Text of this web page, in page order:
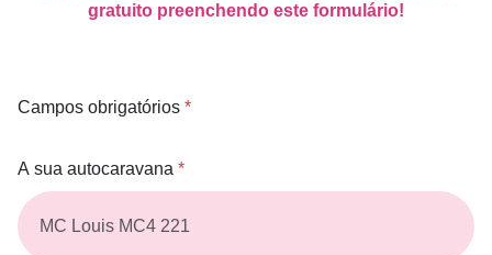
gratuito preenchendo este formulário!
Campos obrigatórios *
A sua autocaravana *